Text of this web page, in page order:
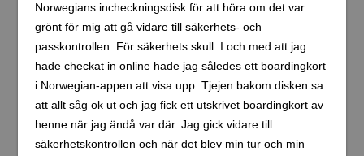
Norwegians incheckningsdisk för att höra om det var
grönt för mig att gå vidare till säkerhets- och
passkontrollen. För säkerhets skull. I och med att jag
hade checkat in online hade jag således ett boardingkort
i Norwegian-appen att visa upp. Tjejen bakom disken sa
att allt såg ok ut och jag fick ett utskrivet boardingkort av
henne när jag ändå var där. Jag gick vidare till
säkerhetskontrollen och när det blev min tur och min